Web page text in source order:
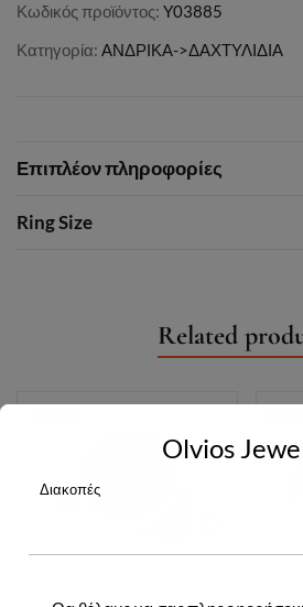
Κωδικός προϊόντος: Y03885
Κατηγορία: ΑΝΔΡΙΚΑ->ΔΑΧΤΥΛΙΔΙΑ
Επιπλέον πληροφορίες
Ring Size
Related
Olvios
Διακοπές